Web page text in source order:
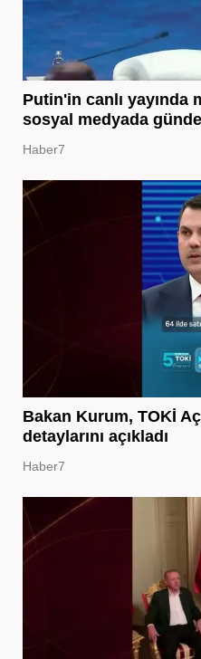
Putin'in canlı yayında
sosyal medyada
Haber7
Bakan Kurum, TOKİ
detaylarını açıkladı
Haber7